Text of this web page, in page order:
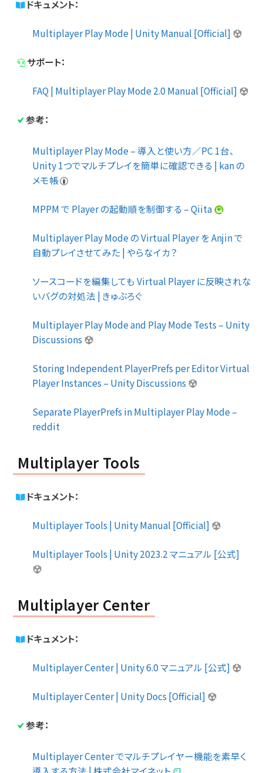
ドキュメント：
Multiplayer Play Mode | Unity Manual [Official]
サポート：
FAQ | Multiplayer Play Mode 2.0 Manual [Official]
参考：
Multiplayer Play Mode – 導入と使い方／PC 1台、
Unity 1つでマルチプレイを簡単に確認できる | kan の
メモ帳
MPPM で Player の起動順を制御する – Qiita
Multiplayer Play Mode の Virtual Player を Anjin で
自動プレイさせてみた | やらなイカ？
ソースコードを編集しても Virtual Player に反映されな
いバグの対処法 | きゅぶろぐ
Multiplayer Play Mode and Play Mode Tests – Unity
Discussions
Storing Independent PlayerPrefs per Editor Virtual
Player Instances – Unity Discussions
Separate PlayerPrefs in Multiplayer Play Mode –
reddit
Multiplayer Tools
ドキュメント：
Multiplayer Tools | Unity Manual [Official]
Multiplayer Tools | Unity 2023.2 マニュアル [公式]
Multiplayer Center
ドキュメント：
Multiplayer Center | Unity 6.0 マニュアル [公式]
Multiplayer Center | Unity Docs [Official]
参考：
Multiplayer Center でマルチプレイヤー機能を素早く